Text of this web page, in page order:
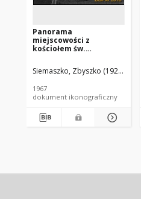
Panorama
miejscowości z
kościołem św.
dzwonnicą, widok
lotniczy od strony
Pierzchnica
Siemaszko, Zbyszko (1925-2015).
1967
dokument ikonograficzny